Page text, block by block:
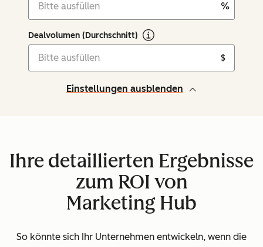
%
Dealvolumen (Durchschnitt)
$
Einstellungen ausblenden
Ihre detaillierten Ergebnisse
zum ROI von
Marketing Hub
So könnte sich Ihr Unternehmen entwickeln, wenn die